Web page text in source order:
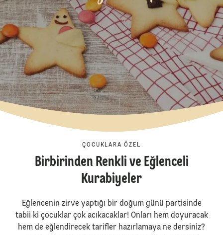
ÇOCUKLARA ÖZEL
Birbirinden Renkli ve Eğlenceli
Kurabiyeler
Eğlencenin zirve yaptığı bir doğum günü partisinde
tabii ki çocuklar çok acıkacaklar! Onları hem doyuracak
hem de eğlendirecek tarifler hazırlamaya ne dersiniz?